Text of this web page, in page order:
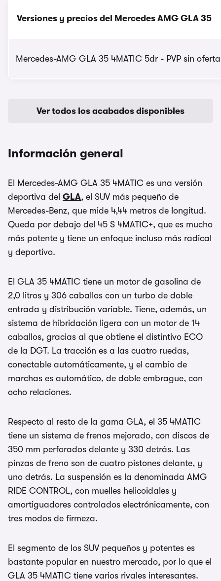
Versiones y precios del Mercedes AMG GLA 35
Mercedes-AMG GLA 35 4MATIC 5dr - PVP sin
Ver todos los acabados disponibles
Información general
El Mercedes-AMG GLA 35 4MATIC es una versión
deportiva del GLA, el SUV más pequeño de
Mercedes-Benz, que mide 4,44 metros de longitud.
Queda por debajo del 45 S 4MATIC+, que es mucho
más potente y tiene un enfoque incluso más radical
y deportivo.
El GLA 35 4MATIC tiene un motor de gasolina de
2,0 litros y 306 caballos con un turbo de doble
entrada y distribución variable. Tiene, además, un
sistema de hibridación ligera con un motor de 14
caballos, gracias al que obtiene el distintivo ECO
de la DGT. La tracción es a las cuatro ruedas,
conectable automáticamente, y el cambio de
marchas es automático, de doble embrague, con
ocho relaciones.
Respecto al resto de la gama GLA, el 35 4MATIC
tiene un sistema de frenos mejorado, con discos de
350 mm perforados delante y 330 detrás. Las
pinzas de freno son de cuatro pistones delante, y
uno detrás. La suspensión es la denominada AMG
RIDE CONTROL, con muelles helicoidales y
amortiguadores controlados electrónicamente, con
tres modos de firmeza.
El segmento de los SUV pequeños y potentes es
bastante popular en nuestro mercado, por lo que el
GLA 35 4MATIC tiene varios rivales interesantes.